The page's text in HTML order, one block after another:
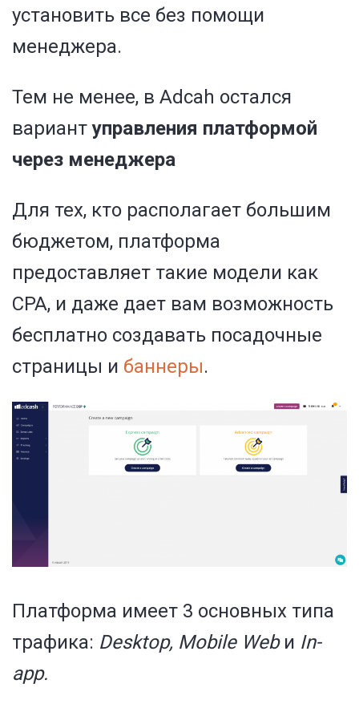
установить все без помощи
менеджера.
Тем не менее, в Adcah остался
вариантуправления платформой
через менеджера
Для тех, кто располагает большим
бюджетом, платформа
предоставляет такие модели как
CPA, и даже дает вам возможность
бесплатно создавать посадочные
страницы и баннеры.
Платформа имеет 3 основных типа
трафика: Desktop, Mobile Webи In-
app.